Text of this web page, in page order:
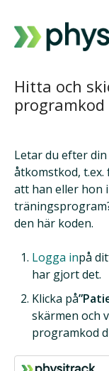
Hitta och
programkod
Letar du efter
åtkomstkod,
att han eller hon
den här koden.
Logga inpå
har gjort det.
Klicka på
skärmen och
programkod